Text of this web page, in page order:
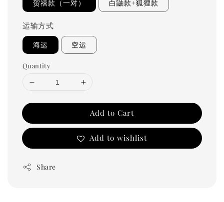
贺禧款（一对） 白鼬款+狐狸款
运输方式
海运 空运
Quantity
Add to Cart
Add to wishlist
Share